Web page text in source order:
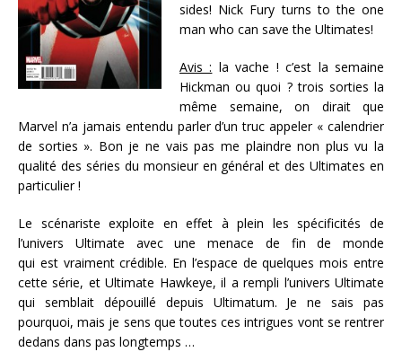
sides! Nick Fury turns to the one
man who can save the Ultimates!
Avis : la vache ! c’est la semaine
Hickman ou quoi ? trois sorties la
même semaine, on dirait que
Marvel n’a jamais entendu parler d’un truc appeler « calendrier
de sorties ». Bon je ne vais pas me plaindre non plus vu la
qualité des séries du monsieur en général et des Ultimates en
particulier !
Le scénariste exploite en effet à plein les spécificités de
l’univers Ultimate avec une menace de fin de monde
qui est vraiment crédible. En l’espace de quelques mois entre
cette série, et Ultimate Hawkeye, il a rempli l’univers Ultimate
qui semblait dépouillé depuis Ultimatum. Je ne sais pas
pourquoi, mais je sens que toutes ces intrigues vont se rentrer
dedans dans pas longtemps …